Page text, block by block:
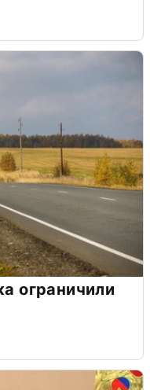
ограничили